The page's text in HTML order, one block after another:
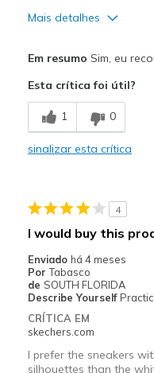
Mais detalhes
Contras
Need Break In
Sizing
View On Shoes
Em resumo Sim, eu
Esta crítica foi útil?
1 0
sinalizar esta crítica
4
I would buy this
Enviado há 4 meses
Por Tabasco
de SOUTH FLORIDA
Describe Yourself
CRÍTICA EM
skechers.com
I prefer the sneakers
silhouettes than the